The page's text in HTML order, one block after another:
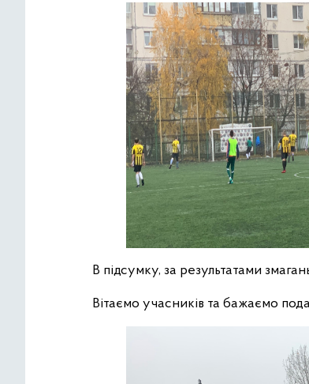
В підсумку, за результатами
Вітаємо учасників та бажаємо